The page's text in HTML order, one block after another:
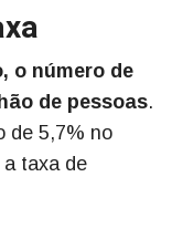
o número de
de pessoas.
de 5,7% no
taxa de